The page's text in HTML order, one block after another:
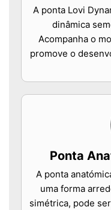
A ponta Lovi
dinâmica
Acompanha o
promove o
Ponta
A ponta
uma forma
simétrica, pode